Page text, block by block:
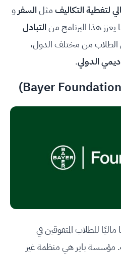
لتغطية التكاليفمثلالسفر و
يعزز هذا البرنامج منالتبادل
الطلاب من مختلف الدول،
الدولي.
للطلاب المتفوقين في
. مؤسسة باير هي منظمة غير